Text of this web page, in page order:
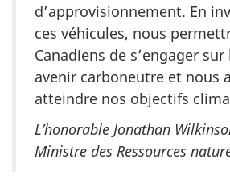
d’approvisionnement. En
ces véhicules, nous
Canadiens de s’engager sur
avenir carboneutre et nous
atteindre nos objectifs
L’honorable Jonathan
Ministre des Ressources